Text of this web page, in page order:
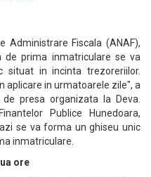
Administrare Fiscala (ANAF),
de prima inmatriculare se va
in incinta trezoreriilor.
aplicare in urmatoarele zile", a
presa organizata la Deva.
Publice Hunedoara,
se va forma un ghiseu unic
inmatriculare.
ore